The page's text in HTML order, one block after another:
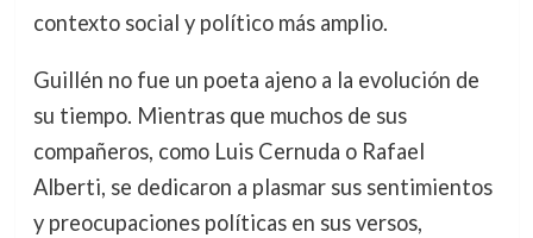
contexto social y político más amplio.
Guillén no fue un poeta ajeno a la evolución de
su tiempo. Mientras que muchos de sus
compañeros, como Luis Cernuda o Rafael
Alberti, se dedicaron a plasmar sus sentimientos
y preocupaciones políticas en sus versos,